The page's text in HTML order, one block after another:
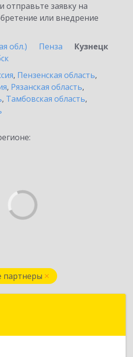
отправьте заявку на
или внедрение
обл.)
Пенза
Кузнецк
, Пензенская область,
, Рязанская область,
, Тамбовская область,
партнеры